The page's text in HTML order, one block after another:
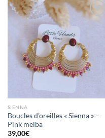
favoris
SIENNA
Boucles d’oreilles « Sienna » –
Pink melba
39,00€